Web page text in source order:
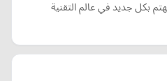
بكل جديد في عالم التقنية